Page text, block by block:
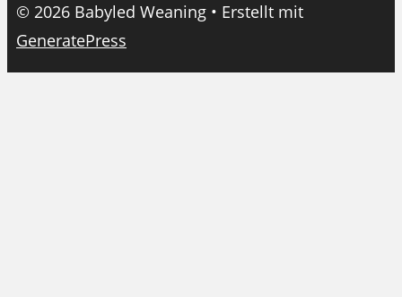
© 2026 Babyled Weaning • Erstellt mit
GeneratePress